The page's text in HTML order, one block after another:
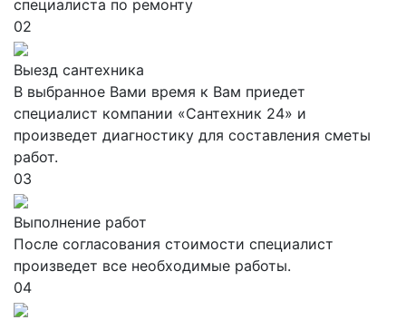
специалиста по ремонту
02
Выезд сантехника
В выбранное Вами время к Вам приедет
специалист компании «Сантехник 24» и
произведет диагностику для составления сметы
работ.
03
Выполнение работ
После согласования стоимости специалист
произведет все необходимые работы.
04